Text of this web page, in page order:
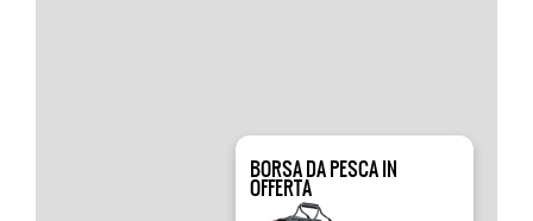
BORSA DA PESCA IN
OFFERTA